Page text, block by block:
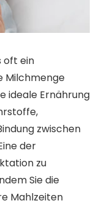
oft ein
Milchmenge
ideale Ernährung
zwischen
der
zu
Sie die
Mahlzeiten